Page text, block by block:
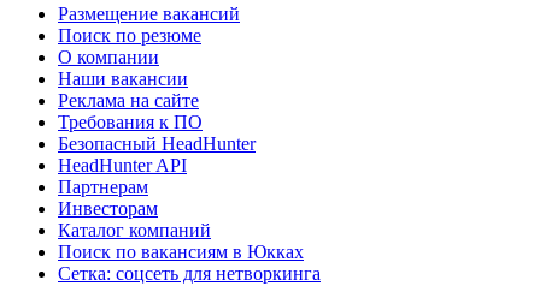
Размещение вакансий
Поиск по резюме
О компании
Наши вакансии
Реклама на сайте
Требования к ПО
Безопасный HeadHunter
HeadHunter API
Партнерам
Инвесторам
Каталог компаний
Поиск по вакансиям в Юкках
Сетка: соцсеть для нетворкинга